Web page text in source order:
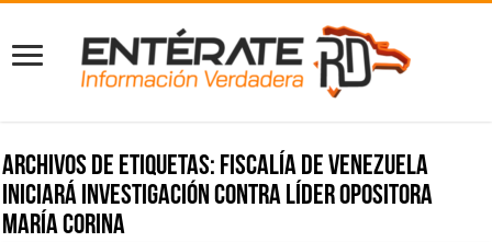
Archivos de etiquetas: Fiscalía de Venezuela
iniciará investigación contra líder opositora
María Corina